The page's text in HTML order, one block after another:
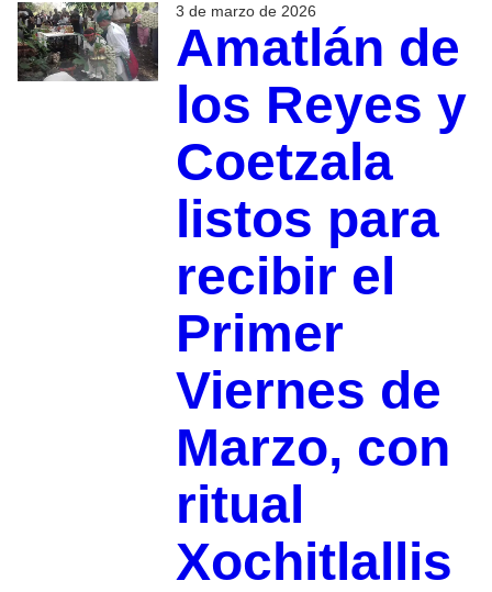
3 de marzo de 2026
Amatlán de
los Reyes y
Coetzala
listos para
recibir el
Primer
Viernes de
Marzo, con
ritual
Xochitlallis